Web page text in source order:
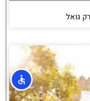
גואל